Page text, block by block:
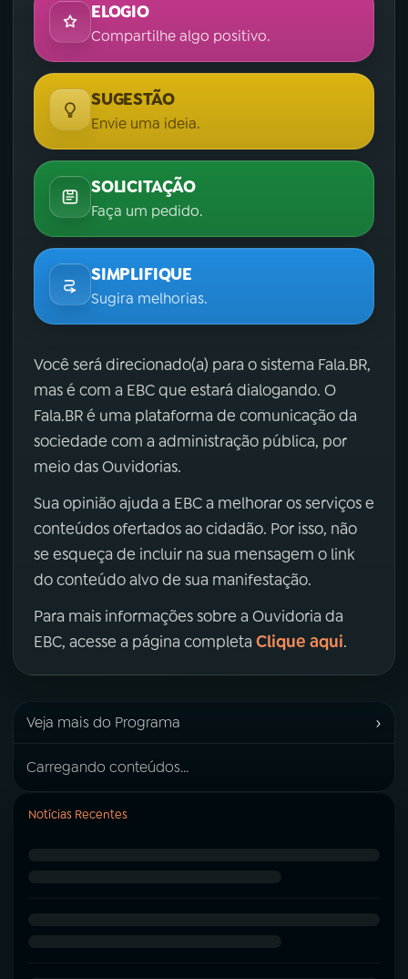
ELOGIO
Compartilhe algo positivo.
SUGESTÃO
Envie uma ideia.
SOLICITAÇÃO
Faça um pedido.
SIMPLIFIQUE
Sugira melhorias.
Você será direcionado(a) para o sistema Fala.BR,
mas é com a EBC que estará dialogando. O
Fala.BR é uma plataforma de comunicação da
sociedade com a administração pública, por
meio das Ouvidorias.
Sua opinião ajuda a EBC a melhorar os serviços e
conteúdos ofertados ao cidadão. Por isso, não
se esqueça de incluir na sua mensagem o link
do conteúdo alvo de sua manifestação.
Para mais informações sobre a Ouvidoria da
EBC, acesse a página completa Clique aqui.
Veja mais do Programa ›
Carregando conteúdos...
Notícias Recentes